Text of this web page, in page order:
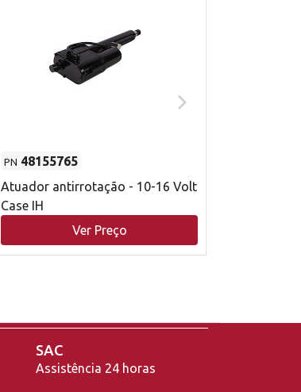
PN 48155765
Atuador antirrotação - 10-16 Volt
Case IH
Ver Preço
SAC
Assistência 24 horas